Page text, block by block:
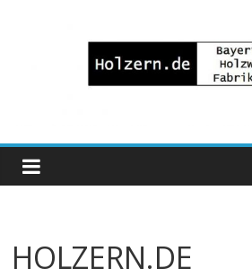
Bayrische
Holzwaren
Fabrikation
HOLZERN.DE